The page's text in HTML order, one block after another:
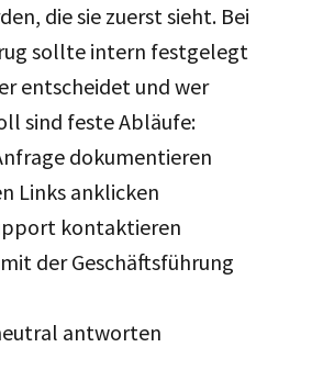
die sie zuerst sieht. Bei
sollte intern festgelegt
entscheidet und wer
sind feste Abläufe:
dokumentieren
Links anklicken
kontaktieren
der Geschäftsführung
antworten